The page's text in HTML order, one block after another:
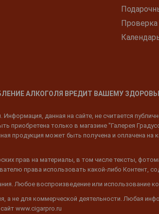
АЛКОГОЛЯ ВРЕДИТ ВАШЕМУ
данная на сайте, не считается
только в магазине "Галерея
продукция может быть получена и оплачена на
прав на материалы, в том числе тексты,
права использовать какой-либо Контент,
Любое воспроизведение или использование
а не для коммерческой деятельности. Любая
www.cigarpro.ru